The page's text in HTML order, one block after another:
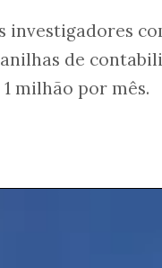
de
milhão por mês.